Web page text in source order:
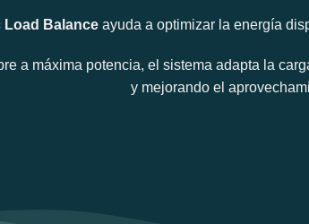
Load Balanceayuda a optimizar la energía
a máxima potencia, el sistema adapta la
y mejorando el